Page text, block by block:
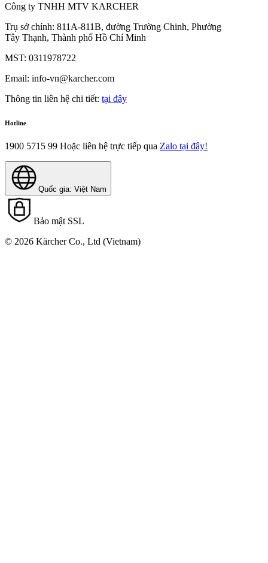
Công ty TNHH MTV KARCHER
Trụ sở chính: 811A-811B, đường Trường Chinh, Phường
Tây Thạnh, Thành phố Hồ Chí Minh
MST: 0311978722
Email: info-vn@karcher.com
Thông tin liên hệ chi tiết: tại đây
Hotline
1900 5715 99 Hoặc liên hệ trực tiếp qua Zalo tại đây!
Quốc gia: Việt Nam
Bảo mật SSL
© 2026 Kärcher Co., Ltd (Vietnam)